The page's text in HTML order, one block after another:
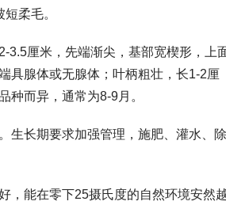
柔毛。
3.5厘米，先端渐尖，基部宽楔形，上
具腺体或无腺体；叶柄粗壮，长1-2厘
种而异，通常为8-9月。
生长期要求加强管理，施肥、灌水、
，能在零下25摄氏度的自然环境安然